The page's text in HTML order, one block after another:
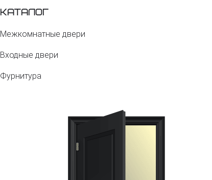
Каталог
Межкомнатные двери
Входные двери
Фурнитура